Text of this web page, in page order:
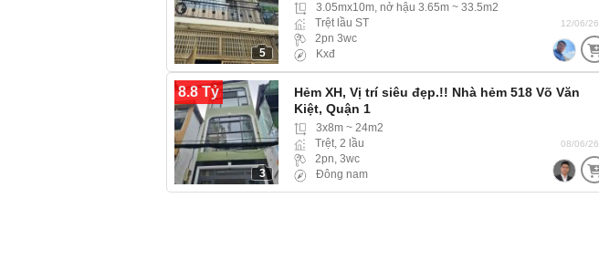
5
3.05mx10m, nở hậu 3.65m ~ 33.5m2
Trệt lầu ST
2pn 3wc
Kxđ
12/06/26
8.8 Tỷ
3
Hẻm XH, Vị trí siêu đẹp.!! Nhà hẻm 518 Võ Văn
Kiệt, Quận 1
3x8m ~ 24m2
Trệt, 2 lầu
2pn, 3wc
Đông nam
08/06/26